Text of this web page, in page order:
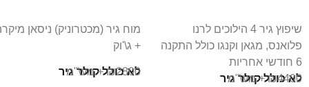
שיפוץ גיר 4 הילוכים לרנו
פלואנס, מגאן וקנגו כולל התקנה
6 חודשי אחריות
₪4400 + מע\"מ
לא כולל קולר גיר
מוח גיר (מכטרוניק) ניסאן
+ ג\'וק
₪2800 + מע\"מ
לא כולל קולר גיר